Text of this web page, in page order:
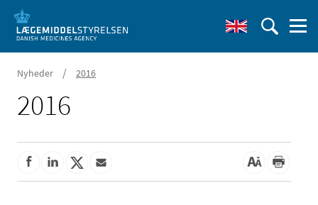
Nyheder / 2016
2016